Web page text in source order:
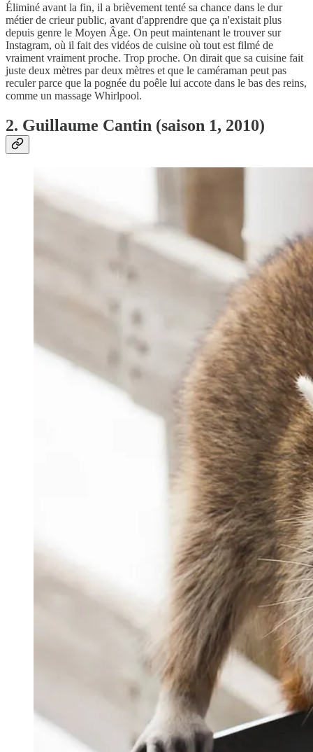
Éliminé avant la fin, il a brièvement tenté sa chance dans le dur
métier de crieur public, avant d'apprendre que ça n'existait plus
depuis genre le Moyen Âge. On peut maintenant le trouver sur
Instagram, où il fait des vidéos de cuisine où tout est filmé de
vraiment vraiment proche. Trop proche. On dirait que sa cuisine fait
juste deux mètres par deux mètres et que le caméraman peut pas
reculer parce que la pognée du poêle lui accote dans le bas des reins,
comme un massage Whirlpool.
2. Guillaume Cantin (saison 1, 2010)